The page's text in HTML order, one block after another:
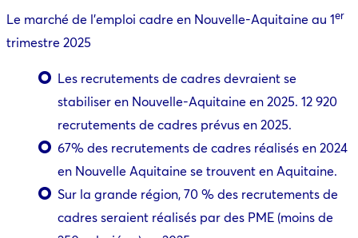
Le marché de l’emploi cadre en Nouvelle-Aquitaine au 1er
trimestre 2025
Les recrutements de cadres devraient se
stabiliser en Nouvelle-Aquitaine en 2025. 12 920
recrutements de cadres prévus en 2025.
67% des recrutements de cadres réalisés en 2024
en Nouvelle Aquitaine se trouvent en Aquitaine.
Sur la grande région, 70 % des recrutements de
cadres seraient réalisés par des PME (moins de